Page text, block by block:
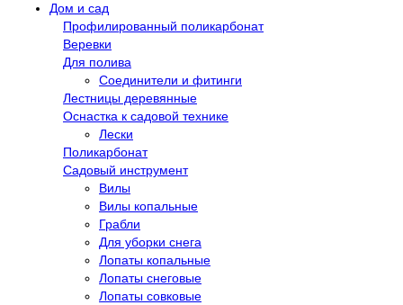
Дом и сад
Профилированный поликарбонат
Веревки
Для полива
Соединители и фитинги
Лестницы деревянные
Оснастка к садовой технике
Лески
Поликарбонат
Садовый инструмент
Вилы
Вилы копальные
Грабли
Для уборки снега
Лопаты копальные
Лопаты снеговые
Лопаты совковые